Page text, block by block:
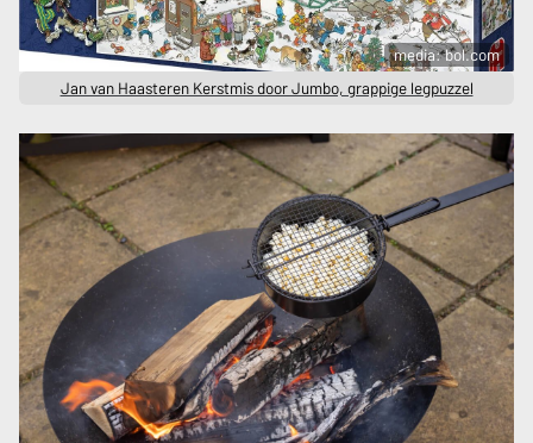
media: bol.com
Jan van Haasteren Kerstmis door Jumbo, grappige legpuzzel